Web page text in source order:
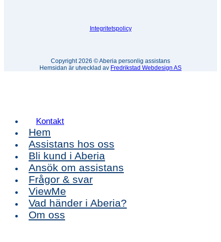
Integritetspolicy
Copyright 2026 © Aberia personlig assistans
Hemsidan är utvecklad av Fredrikstad Webdesign AS
Kontakt
Hem
Assistans hos oss
Bli kund i Aberia
Ansök om assistans
Frågor & svar
ViewMe
Vad händer i Aberia?
Om oss